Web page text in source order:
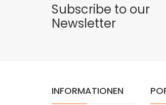
Subscribe to our
Newsletter
INFORMATIONEN